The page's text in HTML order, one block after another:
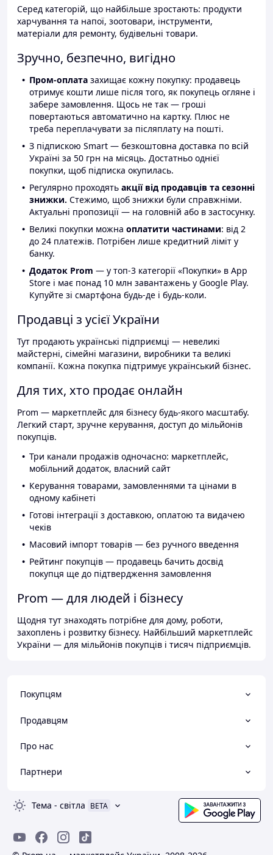
Серед категорій, що найбільше зростають: продукти
харчування та напої, зоотовари, інструменти,
матеріали для ремонту, будівельні товари.
Зручно, безпечно, вигідно
Пром-оплата захищає кожну покупку: продавець
отримує кошти лише після того, як покупець огляне і
забере замовлення. Щось не так — гроші
повертаються автоматично на картку. Плюс не
треба переплачувати за післяплату на пошті.
З підпискою Smart — безкоштовна доставка по всій
Україні за 50 грн на місяць. Достатньо однієї
покупки, щоб підписка окупилась.
Регулярно проходять акції від продавців та сезонні
знижки. Стежимо, щоб знижки були справжніми.
Актуальні пропозиції — на головній або в застосунку.
Великі покупки можна оплатити частинами: від 2
до 24 платежів. Потрібен лише кредитний ліміт у
банку.
Додаток Prom — у топ-3 категорії «Покупки» в App
Store і має понад 10 млн завантажень у Google Play.
Купуйте зі смартфона будь-де і будь-коли.
Продавці з усієї України
Тут продають українські підприємці — невеликі
майстерні, сімейні магазини, виробники та великі
компанії. Кожна покупка підтримує український бізнес.
Для тих, хто продає онлайн
Prom — маркетплейс для бізнесу будь-якого масштабу.
Легкий старт, зручне керування, доступ до мільйонів
покупців.
Три канали продажів одночасно: маркетплейс,
мобільний додаток, власний сайт
Керування товарами, замовленнями та цінами в
одному кабінеті
Готові інтеграції з доставкою, оплатою та видачею
чеків
Масовий імпорт товарів — без ручного введення
Рейтинг покупців — продавець бачить досвід
покупця ще до підтвердження замовлення
Prom — для людей і бізнесу
Щодня тут знаходять потрібне для дому, роботи,
захоплень і розвитку бізнесу. Найбільший маркетплейс
України — для мільйонів покупців і тисяч підприємців.
Покупцям
Продавцям
Про нас
Партнери
Тема - світла BETA